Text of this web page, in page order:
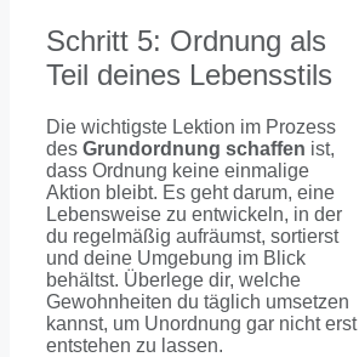
Schritt 5: Ordnung als
Teil deines Lebensstils
Die wichtigste Lektion im Prozess
des Grundordnung schaffen ist,
dass Ordnung keine einmalige
Aktion bleibt. Es geht darum, eine
Lebensweise zu entwickeln, in der
du regelmäßig aufräumst, sortierst
und deine Umgebung im Blick
behältst. Überlege dir, welche
Gewohnheiten du täglich umsetzen
kannst, um Unordnung gar nicht erst
entstehen zu lassen.